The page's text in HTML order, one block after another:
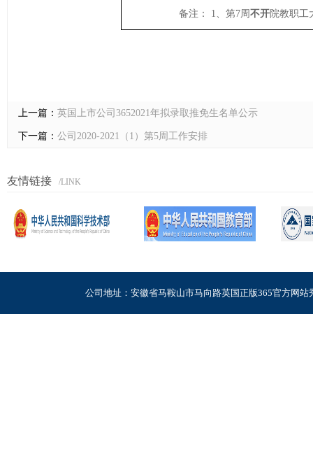
备注： 1、第7周不开院教职工
上一篇： 英国上市公司3652021年拟录取推免生名单公示
下一篇： 公司2020-2021（1）第5周工作安排
友情链接 /LINK
公司地址：安徽省马鞍山市马向路英国正版365官方网